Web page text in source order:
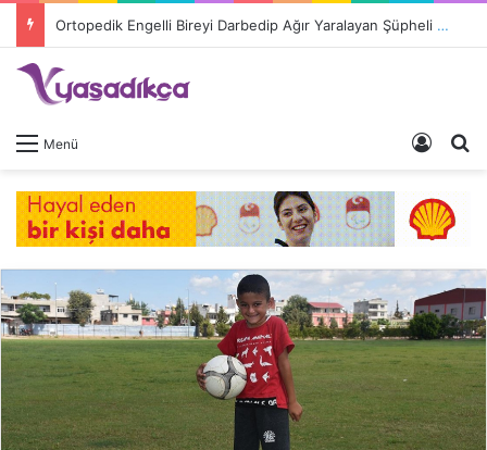
Ortopedik Engelli Bireyi Darbedip Ağır Yaralayan Şüpheli Tutuklandı
Menü Giriş